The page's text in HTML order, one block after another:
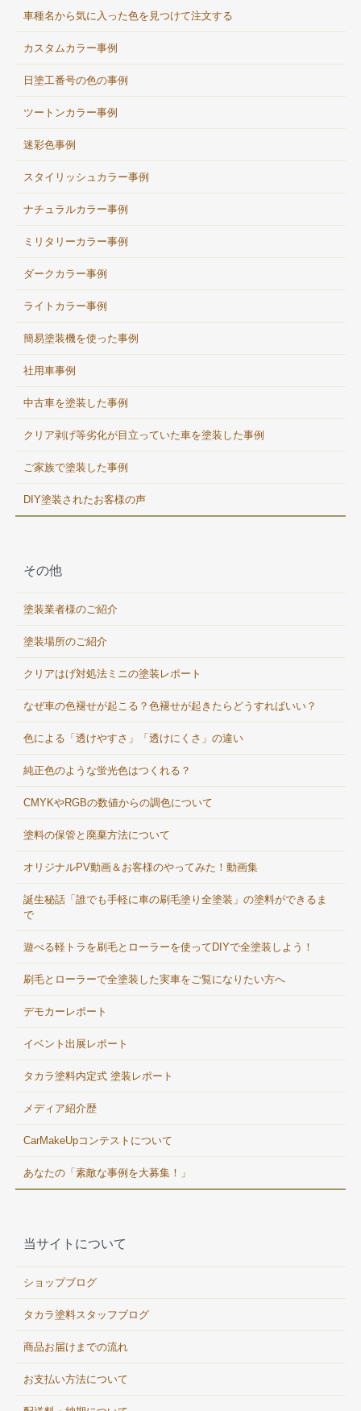
車種名から気に入った色を見つけて注文する
カスタムカラー事例
日塗工番号の色の事例
ツートンカラー事例
迷彩色事例
スタイリッシュカラー事例
ナチュラルカラー事例
ミリタリーカラー事例
ダークカラー事例
ライトカラー事例
簡易塗装機を使った事例
社用車事例
中古車を塗装した事例
クリア剥げ等劣化が目立っていた車を塗装した事例
ご家族で塗装した事例
DIY塗装されたお客様の声
その他
塗装業者様のご紹介
塗装場所のご紹介
クリアはげ対処法ミニの塗装レポート
なぜ車の色褪せが起こる？色褪せが起きたらどうすればいい？
色による「透けやすさ」「透けにくさ」の違い
純正色のような蛍光色はつくれる？
CMYKやRGBの数値からの調色について
塗料の保管と廃棄方法について
オリジナルPV動画＆お客様のやってみた！動画集
誕生秘話「誰でも手軽に車の刷毛塗り全塗装」の塗料ができるま
で
遊べる軽トラを刷毛とローラーを使ってDIYで全塗装しよう！
刷毛とローラーで全塗装した実車をご覧になりたい方へ
デモカーレポート
イベント出展レポート
タカラ塗料内定式 塗装レポート
メディア紹介歴
CarMakeUpコンテストについて
あなたの「素敵な事例を大募集！」
当サイトについて
ショップブログ
タカラ塗料スタッフブログ
商品お届けまでの流れ
お支払い方法について